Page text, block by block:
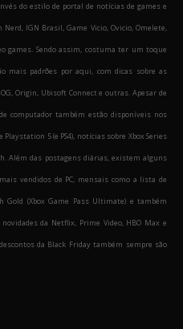
do estilo de portal de notícias de games e
IGN Brasil, Game Vicio, Ovicio, Omelete,
games. Sendo assim, costuma ter um toque
mais padrões por aqui, com dicas sobre as
Origin, Ubisoft Connect e outras. Apesar de
computador também estão disponíveis nos
5 (e PS4), notícias sobre Xbox Series
Além das postagens diárias, existem alguns
vendidos de PC, mensais como a lista de
Gold (Xbox Game Pass Ultimate) e também
da Netflix, Prime Video, HBO Max e
da Black Friday também sempre são